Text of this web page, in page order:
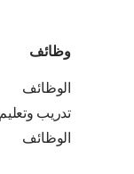
وظائف
الوظائف
تدريب وتعليم
الوظائف